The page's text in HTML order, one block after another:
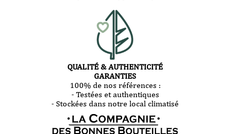
QUALITÉ & AUTHENTICITÉ
GARANTIES
100% de nos références :
- Testées et authentiques
- Stockées dans notre local climatisé